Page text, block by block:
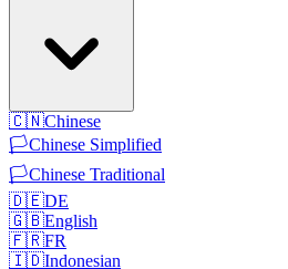
🇨🇳Chinese
🏳️Chinese Simplified
🏳️Chinese Traditional
🇩🇪DE
🇬🇧English
🇫🇷FR
🇮🇩Indonesian